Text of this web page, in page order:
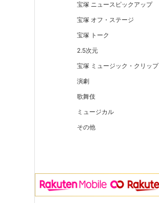
宝塚 ニュースピックアップ
宝塚 オフ・ステージ
宝塚 トーク
2.5次元
宝塚 ミュージック・クリップ
演劇
歌舞伎
ミュージカル
その他